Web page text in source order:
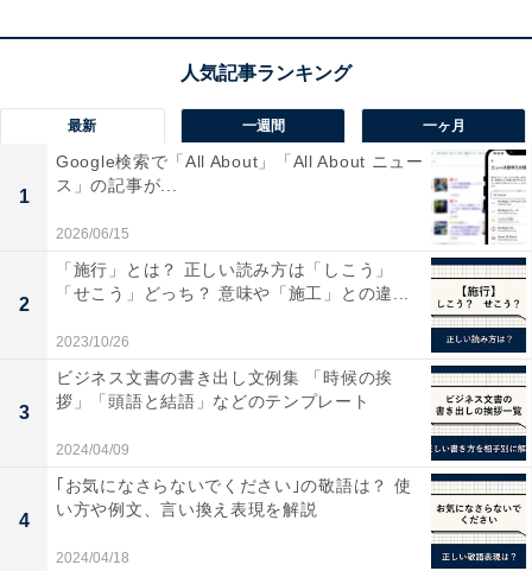
お金と時間を費やしてきたものが「種」
ここで、皆さんが知りたいのは、自分にとって「お金」
「つながり」「健康」を満たす毎月10万円もらえるもの
は何か？ ですよね。
最新 一週間 一ヶ月
1
Google検索で「All About」「All About ニュー
ス」の記事が...
2026/06/15
2
「施行」とは？ 正しい読み方は「しこう」
「せこう」どっち？ 意味や「施工」との違...
2023/10/26
3
ビジネス文書の書き出し文例集 「時候の挨
拶」「頭語と結語」などのテンプレート
2024/04/09
4
｢お気になさらないでください｣の敬語は？ 使
い方や例文、言い換え表現を解説
2024/04/18